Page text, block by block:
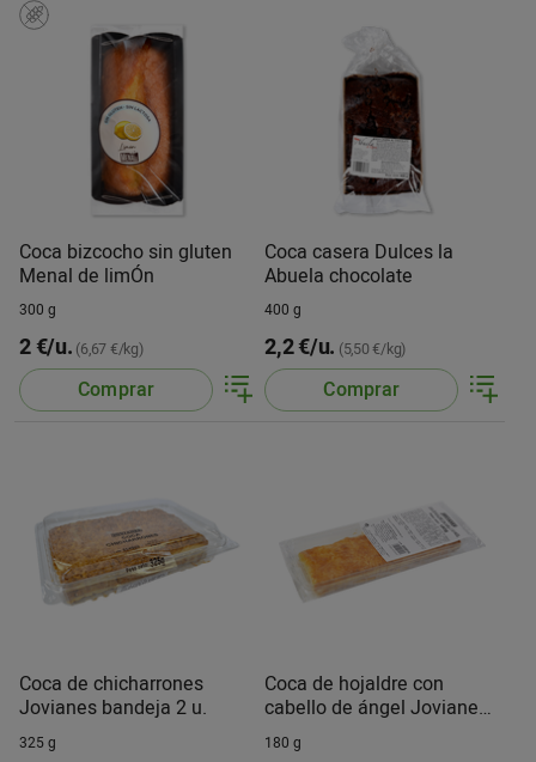
Coca bizcocho sin gluten
Menal de limÓn
300 g
2 €/u. (6,67 €/kg)
Comprar
Coca casera Dulces la
Abuela chocolate
400 g
2,2 €/u. (5,50 €/kg)
Comprar
Coca de chicharrones
Jovianes bandeja 2 u.
325 g
Coca de hojaldre con
cabello de ángel Jovianes
bandeja
180 g